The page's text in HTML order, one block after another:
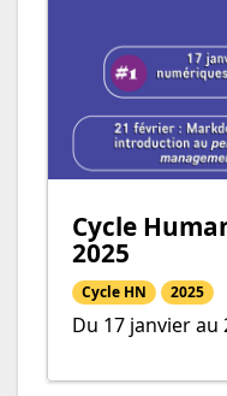
Cycle
2025
Cycle HN 2025
Du 17 janvier au